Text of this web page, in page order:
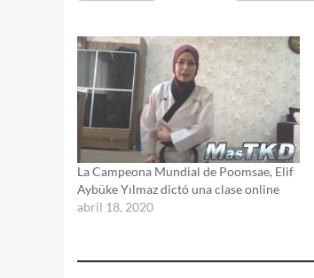
La Campeona Mundial de Poomsae, Elif
Aybüke Yılmaz dictó una clase online
abril 18, 2020